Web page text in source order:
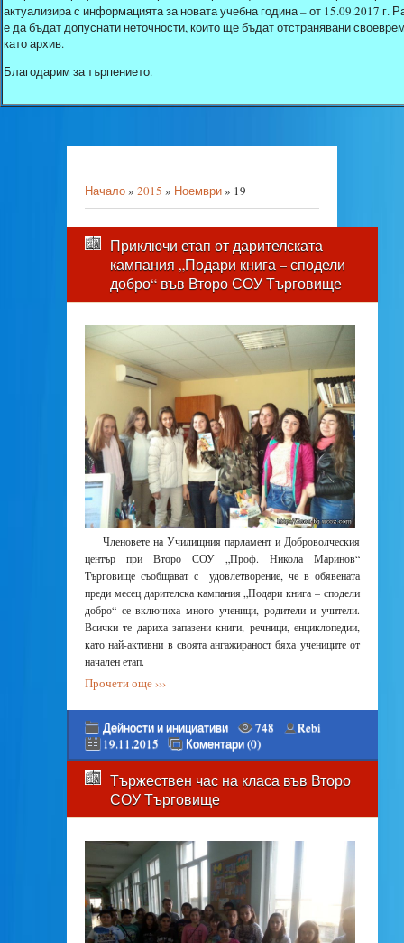
актуализира с информацията за новата учебна година – от 15.09.2017
е да бъдат допуснати неточности, които ще бъдат отстранявани
като архив.
Благодарим за търпението.
Начало» 2015 » Ноември» 19
Приключи етап от дарителската
кампания „Подари книга – сподели
добро“ във Второ СОУ Търговище
Членовете на Училищния парламент и Доброволческия
център при Второ СОУ „Проф. Никола Маринов“
Търговище съобщават с удовлетворение, че в обявената
преди месец дарителска кампания „Подари книга – сподели
добро“ се включиха много ученици, родители и учители.
Всички те дариха запазени книги, речници, енциклопедии,
като най-активни в своята ангажираност бяха учениците от
начален етап.
Прочети още ›››
Дейности и инициативи 748
Rebi
19.11.2015
Коментари (0)
Тържествен час на класа във Второ
СОУ Търговище